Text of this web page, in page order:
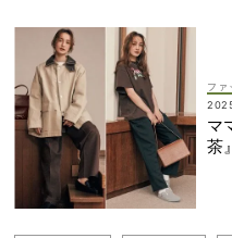
#thehighlights（ザハイライツ）
#UGG（アグ） #レギンスコ
#Tシャツコーデ #ジャケット
#MIU MIU（ミュウミュウ）
#デニム #ブラウン
ファ
マ
茶